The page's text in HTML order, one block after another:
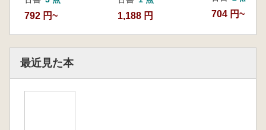
792 円~ 1,188 円 704 円~
最近見た本